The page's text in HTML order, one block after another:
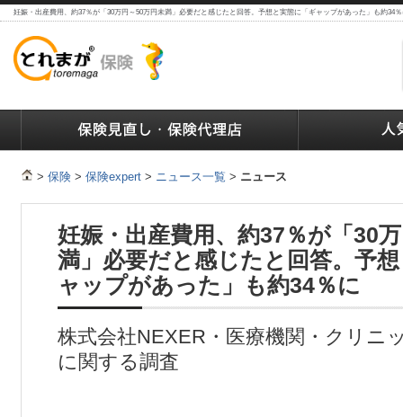
妊娠・出産費用、約37％が「30万円～50万円未満」必要だと感じたと回答。予想と実態に「ギャップがあった」も約34
> 保険 > 保険expert > ニュース一覧 > ニュース
妊娠・出産費用、約37％が「30
満」必要だと感じたと回答。予
ャップがあった」も約34％に
株式会社NEXER・医療機関・クリニ
に関する調査